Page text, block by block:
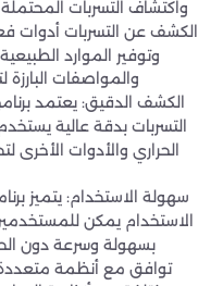
واكتشاف التسربات
الكشف عن التسربات أدوات
وتوفير الموارد
والمواصفات
الكشف الدقيق: يعتمد
التسربات بدقة عالية
الحراري والأدوات الأخرى
سهولة الاستخدام: يتميز
الاستخدام يمكن
بسهولة وسرعة دون
توافق مع أنظمة